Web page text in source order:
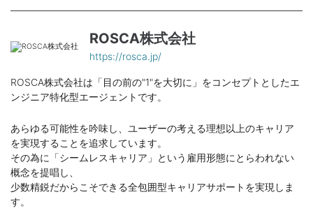
ROSCA株式会社
https://rosca.jp/
ROSCA株式会社は「目の前の"1"を大切に」をコンセプトとしたエ
ンジニア特化型エージェントです。
あらゆる可能性を吟味し、ユーザーの考える理想以上のキャリア
を実現することを追求しています。
その為に「シームレスキャリア」という雇用形態にとらわれない
概念を提唱し、
少数精鋭だからこそできる全包囲型キャリアサポートを実現しま
す。